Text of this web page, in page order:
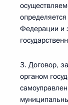
Федерации и
3. Договор,
органом